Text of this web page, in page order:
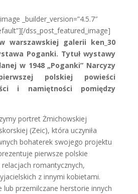
_builder_version=”4.5.7″
dss_post_featured_image]
warszawskiej galerii ken_30
Poganki. Tytuł wystawy
w 1948 „Poganki” Narcyzy
polskiej powieści
i namiętności pomiędzy
portret Żmichowskiej
(Zeic), która uczyniła
bohaterek swojego projektu
pierwsze polskie
romantycznych,
z innymi kobietami.
lub przemilczane herstorie innych